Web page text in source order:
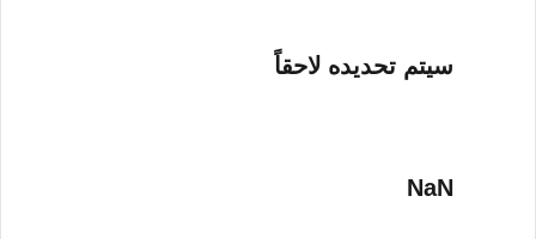
سيتم تحديده لاحقاً
NaN